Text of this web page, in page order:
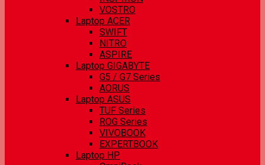
VOSTRO
Laptop ACER
SWIFT
NITRO
ASPIRE
Laptop GIGABYTE
G5 / G7 Series
AORUS
Laptop ASUS
TUF Series
ROG Series
VIVOBOOK
EXPERTBOOK
Laptop HP